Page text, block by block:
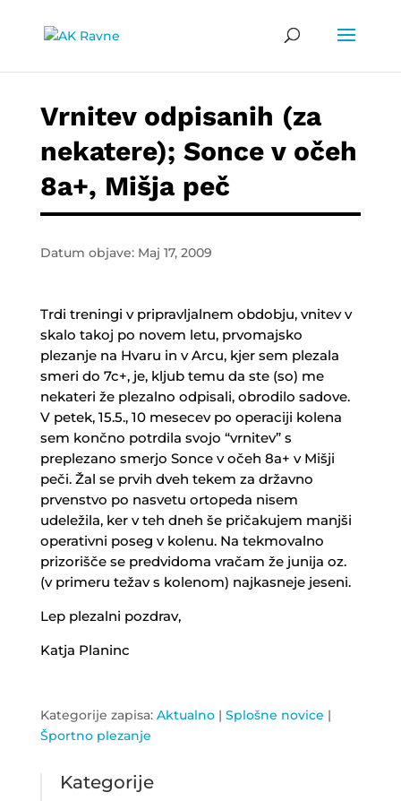
Vrnitev odpisanih (za
nekatere); Sonce v očeh
8a+, Mišja peč
Datum objave: Maj 17, 2009
Trdi treningi v pripravljalnem obdobju, vnitev v
skalo takoj po novem letu, prvomajsko
plezanje na Hvaru in v Arcu, kjer sem plezala
smeri do 7c+, je, kljub temu da ste (so) me
nekateri že plezalno odpisali, obrodilo sadove.
V petek, 15.5., 10 mesecev po operaciji kolena
sem končno potrdila svojo “vrnitev” s
preplezano smerjo Sonce v očeh 8a+ v Mišji
peči. Žal se prvih dveh tekem za državno
prvenstvo po nasvetu ortopeda nisem
udeležila, ker v teh dneh še pričakujem manjši
operativni poseg v kolenu. Na tekmovalno
prizorišče se predvidoma vračam že junija oz.
(v primeru težav s kolenom) najkasneje jeseni.
Lep plezalni pozdrav,
Katja Planinc
Kategorije zapisa: Aktualno| Splošne novice |
Športno plezanje
Kategorije